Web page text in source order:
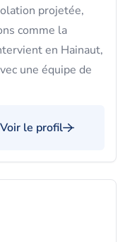
projetée,
comme la
en Hainaut,
une équipe de
Voir le profil